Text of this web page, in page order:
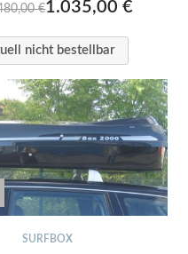
€1.035,00€
nicht bestellbar
SURFBOX